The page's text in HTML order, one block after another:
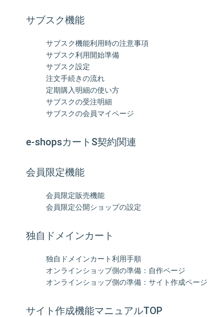
サブスク機能
サブスク機能利用時の注意事項
サブスク利用開始準備
サブスク設定
注文手続きの流れ
定期購入明細の使い方
サブスクの受注明細
サブスクの会員マイページ
e-shopsカートS契約関連
会員限定機能
会員限定販売機能
会員限定公開ショップの設定
独自ドメインカート
独自ドメインカート利用手順
オンラインショップ側の準備：自作ページ
オンラインショップ側の準備：サイト作成ページ
サイト作成機能マニュアルTOP